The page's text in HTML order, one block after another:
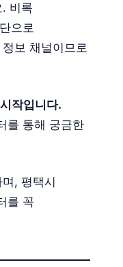
비록
으로
보 채널이므로
작입니다.
를 통해 궁금한
, 평택시
를 꼭